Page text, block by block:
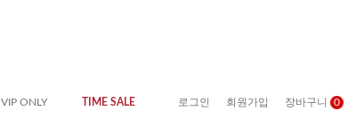
VIP ONLY TIME SALE 로그인 회원가입 장바구니 0